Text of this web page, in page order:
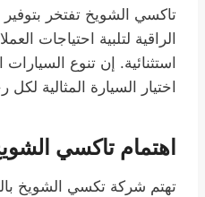
تاكسي الشويخ تفتخر
الراقية لتلبية احتياجات
استثنائية. إن تنوع
اختيار السيارة المثالية
اهتمام تاكسي
تهتم شركة تكسي الشويخ